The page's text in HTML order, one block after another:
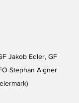
Jakob Edler, GF
Stephan Aigner